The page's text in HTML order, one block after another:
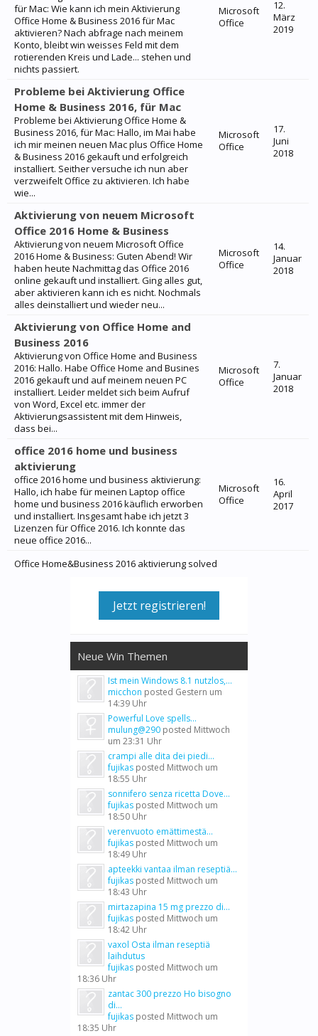
für Mac: Wie kann ich mein Aktivierung
Office Home & Business 2016 für Mac
aktivieren? Nach abfrage nach meinem
Konto, bleibt win weisses Feld mit dem
rotierenden Kreis und Lade... stehen und
nichts passiert.
Microsoft
Office
12.
März
2019
Probleme bei Aktivierung Office
Home & Business 2016, für Mac
Probleme bei Aktivierung Office Home &
Business 2016, für Mac: Hallo, im Mai habe
ich mir meinen neuen Mac plus Office Home
& Business 2016 gekauft und erfolgreich
installiert. Seither versuche ich nun aber
verzweifelt Office zu aktivieren. Ich habe
wie...
Microsoft
Office
17.
Juni
2018
Aktivierung von neuem Microsoft
Office 2016 Home & Business
Aktivierung von neuem Microsoft Office
2016 Home & Business: Guten Abend! Wir
haben heute Nachmittag das Office 2016
online gekauft und installiert. Ging alles gut,
aber aktivieren kann ich es nicht. Nochmals
alles deinstalliert und wieder neu...
Microsoft
Office
14.
Januar
2018
Aktivierung von Office Home and
Business 2016
Aktivierung von Office Home and Business
2016: Hallo. Habe Office Home and Busines
2016 gekauft und auf meinem neuen PC
installiert. Leider meldet sich beim Aufruf
von Word, Excel etc. immer der
Aktivierungsassistent mit dem Hinweis,
dass bei...
Microsoft
Office
7.
Januar
2018
office 2016 home und business
aktivierung
office 2016 home und business aktivierung:
Hallo, ich habe für meinen Laptop office
home und business 2016 käuflich erworben
und installiert. Insgesamt habe ich jetzt 3
Lizenzen für Office 2016. Ich konnte das
neue office 2016...
Microsoft
Office
16.
April
2017
Office Home&Business 2016 aktivierung solved
Jetzt registrieren!
Neue Win Themen
Ist mein Windows 8.1 nutzlos,...
micchon posted Gestern um
14:39 Uhr
Powerful Love spells...
mulung@290 posted Mittwoch
um 23:31 Uhr
crampi alle dita dei piedi...
fujikas posted Mittwoch um
18:55 Uhr
sonnifero senza ricetta Dove...
fujikas posted Mittwoch um
18:50 Uhr
verenvuoto emättimestä...
fujikas posted Mittwoch um
18:49 Uhr
apteekki vantaa ilman reseptiä...
fujikas posted Mittwoch um
18:43 Uhr
mirtazapina 15 mg prezzo di...
fujikas posted Mittwoch um
18:42 Uhr
vaxol Osta ilman reseptiä
laihdutus
fujikas posted Mittwoch um
18:36 Uhr
zantac 300 prezzo Ho bisogno
di...
fujikas posted Mittwoch um
18:35 Uhr